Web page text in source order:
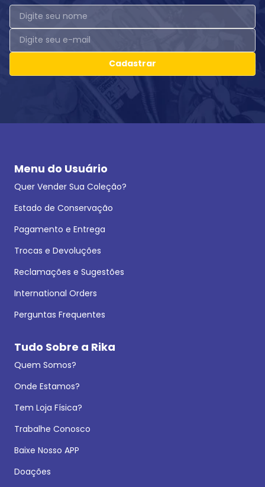
Cadastrar
Menu do Usuário
Quer Vender Sua Coleção?
Estado de Conservação
Pagamento e Entrega
Trocas e Devoluções
Reclamações e Sugestões
International Orders
Perguntas Frequentes
Tudo Sobre a Rika
Quem Somos?
Onde Estamos?
Tem Loja Física?
Trabalhe Conosco
Baixe Nosso APP
Doações